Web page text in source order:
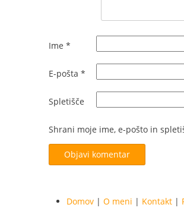
Ime *
E-pošta *
Spletišče
Shrani moje ime, e-pošto in
Domov | O meni | Kontakt |